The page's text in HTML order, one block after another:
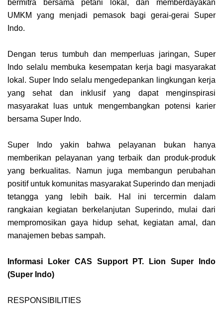
bermitra bersama petani lokal, dan memberdayakan
UMKM yang menjadi pemasok bagi gerai-gerai Super
Indo.
Dengan terus tumbuh dan memperluas jaringan, Super
Indo selalu membuka kesempatan kerja bagi masyarakat
lokal. Super Indo selalu mengedepankan lingkungan kerja
yang sehat dan inklusif yang dapat menginspirasi
masyarakat luas untuk mengembangkan potensi karier
bersama Super Indo.
Super Indo yakin bahwa pelayanan bukan hanya
memberikan pelayanan yang terbaik dan produk-produk
yang berkualitas. Namun juga membangun perubahan
positif untuk komunitas masyarakat Superindo dan menjadi
tetangga yang lebih baik. Hal ini tercermin dalam
rangkaian kegiatan berkelanjutan Superindo, mulai dari
mempromosikan gaya hidup sehat, kegiatan amal, dan
manajemen bebas sampah.
Informasi Loker CAS Support PT. Lion Super Indo
(Super Indo)
RESPONSIBILITIES